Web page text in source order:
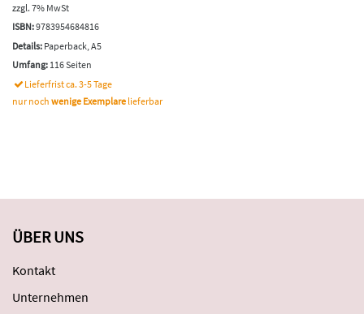
zzgl. 7% MwSt
ISBN:9783954684816
Details: Paperback, A5
Umfang: 116 Seiten
Lieferfrist ca. 3-5 Tage
nur noch wenige Exemplare lieferbar
ÜBER UNS
Kontakt
Unternehmen